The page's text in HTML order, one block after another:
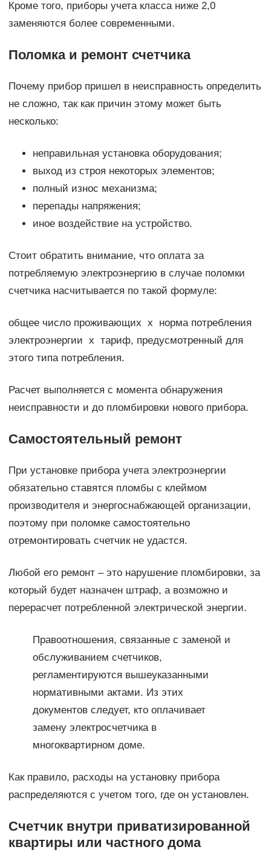
Кроме того, приборы учета класса ниже 2,0
заменяются более современными.
Поломка и ремонт счетчика
Почему прибор пришел в неисправность определить
не сложно, так как причин этому может быть
несколько:
неправильная установка оборудования;
выход из строя некоторых элементов;
полный износ механизма;
перепады напряжения;
иное воздействие на устройство.
Стоит обратить внимание, что оплата за
потребляемую электроэнергию в случае поломки
счетчика насчитывается по такой формуле:
общее число проживающих х норма потребления
электроэнергии х тариф, предусмотренный для
этого типа потребления.
Расчет выполняется с момента обнаружения
неисправности и до пломбировки нового прибора.
Самостоятельный ремонт
При установке прибора учета электроэнергии
обязательно ставятся пломбы с клеймом
производителя и энергоснабжающей организации,
поэтому при поломке самостоятельно
отремонтировать счетчик не удастся.
Любой его ремонт – это нарушение пломбировки, за
который будет назначен штраф, а возможно и
перерасчет потребленной электрической энергии.
Правоотношения, связанные с заменой и
обслуживанием счетчиков,
регламентируются вышеуказанными
нормативными актами. Из этих
документов следует, кто оплачивает
замену электросчетчика в
многоквартирном доме.
Как правило, расходы на установку прибора
распределяются с учетом того, где он установлен.
Счетчик внутри приватизированной
квартиры или частного дома